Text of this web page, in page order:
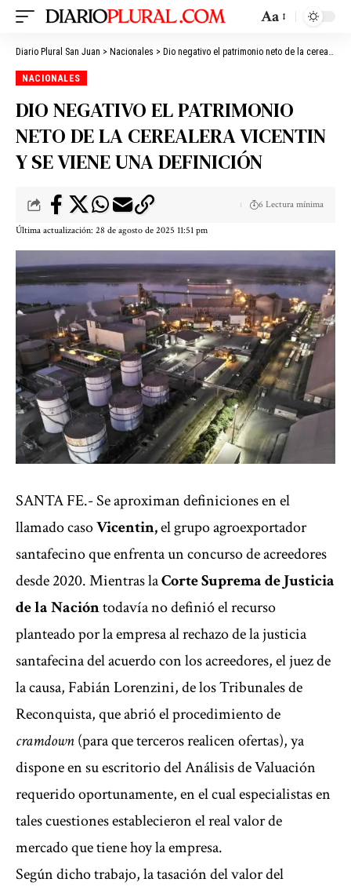
Aa
Diario Plural San Juan > Nacionales > Dio negativo el patrimonio neto de la cerealera Vicentin y se viene una definición
NACIONALES
DIO NEGATIVO EL PATRIMONIO
NETO DE LA CEREALERA VICENTIN
Y SE VIENE UNA DEFINICIÓN
Última actualización: 28 de agosto de 2025 11:51 pm
6 Lectura mínima
SANTA FE.- Se aproximan definiciones en el
llamado casoVicentin,el grupo agroexportador
santafecino que enfrenta un concurso de acreedores
desde 2020. Mientras laCorte Suprema de Justicia
de la Nacióntodavía no definió el recurso
planteado por la empresa al rechazo de la justicia
santafecina del acuerdo con los acreedores, el juez de
la causa, Fabián Lorenzini, de los Tribunales de
Reconquista, que abrió el procedimiento de
cramdown(para que terceros realicen ofertas), ya
dispone en su escritorio del Análisis de Valuación
requerido oportunamente, en el cual especialistas en
tales cuestiones establecieron el real valor de
mercado que tiene hoy la empresa.
Según dicho trabajo, la tasación del valor del